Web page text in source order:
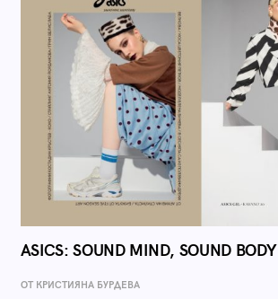
ASICS: SOUND MIND, SOUND BODY
ОТ КРИСТИЯНА БУРДЕВА